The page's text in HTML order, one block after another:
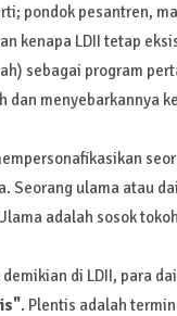
pondok pesantren,
kenapa LDII tetap
sebagai program
dan menyebarkannya
Seorang ulama atau
adalah sosok
di LDII, para
. Plentis adalah